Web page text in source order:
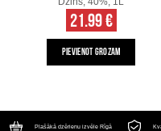
21.99 €
PIEVIENOT GROZAM
Plašākā dzērienu izvēle Rīgā